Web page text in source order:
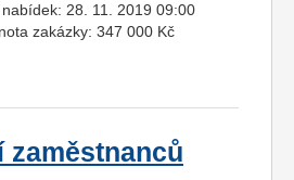
28. 11. 2019 09:00
zakázky: 347 000 Kč
zaměstnanců